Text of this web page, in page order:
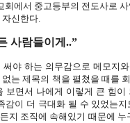
회에서 중고등부의 전도사로
자신한다.
사람들이게 ..”
써야 하는 의무감으로 메모지
는 제목의 책을 펼쳤을 때를
보면서 나에게 이렇게 큰 힘
감이 더 극대화 될 수 있었는
지 조직에 속해있기 때문에